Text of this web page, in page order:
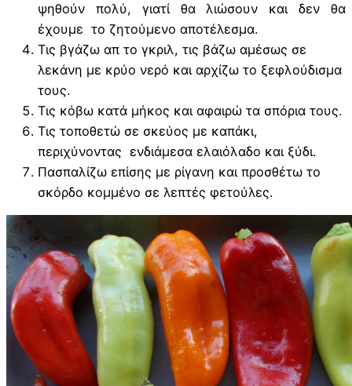
ψηθούν πολύ, γιατί θα λιώσουν και δεν θα
έχουμε το ζητούμενο αποτέλεσμα.
Τις βγάζω απ το γκριλ, τις βάζω αμέσως σε
λεκάνη με κρύο νερό και αρχίζω το ξεφλούδισμα
τους.
Τις κόβω κατά μήκος και αφαιρώ τα σπόρια τους.
Τις τοποθετώ σε σκεύος με καπάκι,
περιχύνοντας ενδιάμεσα ελαιόλαδο και ξύδι.
Πασπαλίζω επίσης με ρίγανη και προσθέτω το
σκόρδο κομμένο σε λεπτές φετούλες.